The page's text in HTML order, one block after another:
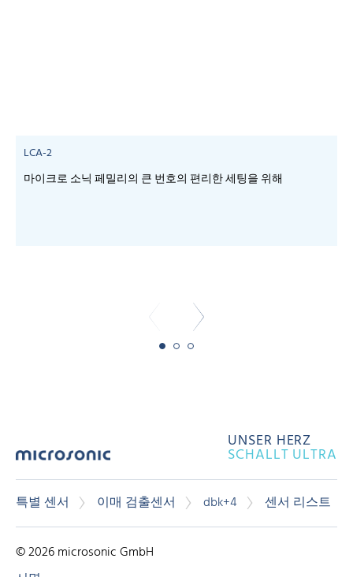
LCA-2
마이크로 소닉 페밀리의 큰 번호의 편리한 세팅을 위해
UNSER HERZ
SCHALLT ULTRA
특별 센서 이매 검출센서 dbk+4 센서 리스트
© 2026 microsonic GmbH